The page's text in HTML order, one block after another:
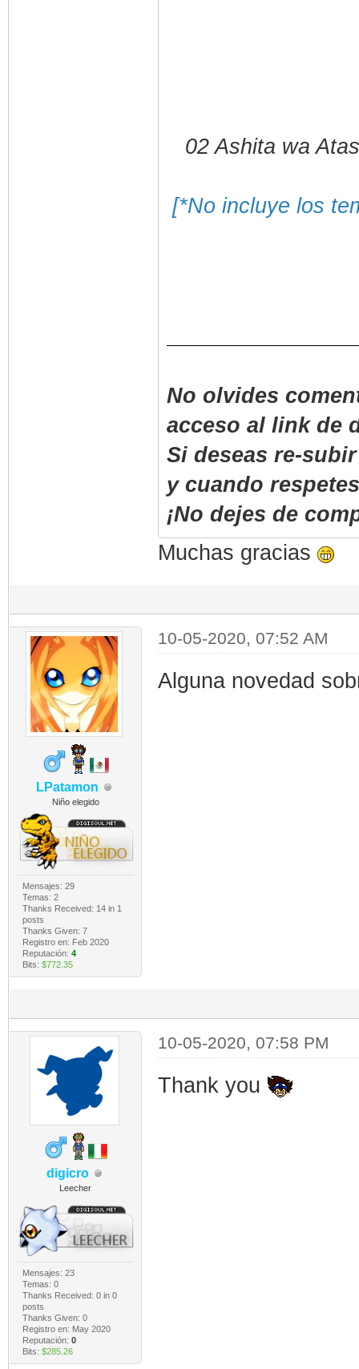
02 Ashita wa
[*No incluye los
No olvides
acceso al link de
Si deseas re-
y cuando
¡No dejes de
Muchas gracias
LPatamon
Niño elegido
Mensajes: 29
Temas: 2
Thanks Received: 14in 1
posts
Thanks Given: 7
Registro en: Feb 2020
Reputación: 4
Bits: $772.35
10-05-2020, 07:52 AM
Alguna novedad
digicro
Leecher
Mensajes: 23
Temas: 0
Thanks Received: 0in 0
posts
Thanks Given: 0
Registro en: May 2020
Reputación: 0
Bits: $285.26
10-05-2020, 07:58 PM
Thank you